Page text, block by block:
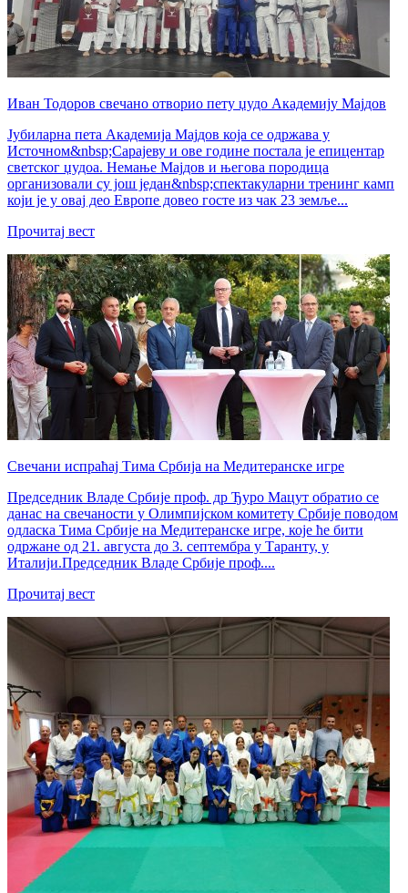
Иван Тодоров свечано отворио пету џудо Академију Мајдов
Јубиларна пета Академија Мајдов која се одржава у
Источном&nbsp;Сарајеву и ове године постала је епицентар
светског џудоа. Немање Мајдов и његова породица
организовали су још један&nbsp;спектакуларни тренинг камп
који је у овај део Европе довео госте из чак 23 земље...
Прочитај вест
Свечани испраћај Тима Србија на Медитеранске игре
Председник Владе Србије проф. др Ђуро Мацут обратио се
данас на свечаности у Олимпијском комитету Србије поводом
одласка Тима Србије на Медитеранске игре, које ће бити
одржане од 21. августа до 3. септембра у Таранту, у
Италији.Председник Владе Србије проф....
Прочитај вест